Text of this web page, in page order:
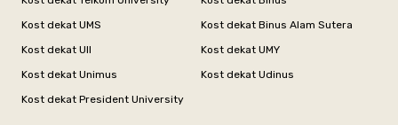
Kost dekat UMS
Kost dekat Binus Alam Sutera
Kost dekat UII
Kost dekat UMY
Kost dekat Unimus
Kost dekat Udinus
Kost dekat President University